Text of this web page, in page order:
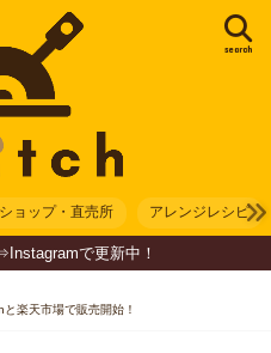
search
ョップ・直売所 アレンジレシピ
で更新中！
楽天市場で販売開始！